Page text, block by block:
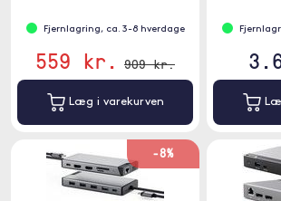
Fjernlagring, ca. 3-8 hverdage
559 kr. 909 kr.
Læg i varekurven
-8%